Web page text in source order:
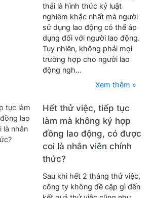
thải là hình thức kỷ luật
nghiêm khắc nhất mà người
sử dụng lao động có thể áp
dụng đối với người lao động.
Tuy nhiên, không phải mọi
trường hợp cho người lao
động ngh...
Xem thêm »
Hết thử việc, tiếp tục
làm mà không ký hợp
đồng lao động, có được
coi là nhân viên chính
thức?
Sau khi hết 2 tháng thử việc,
công ty không đề cập gì đến